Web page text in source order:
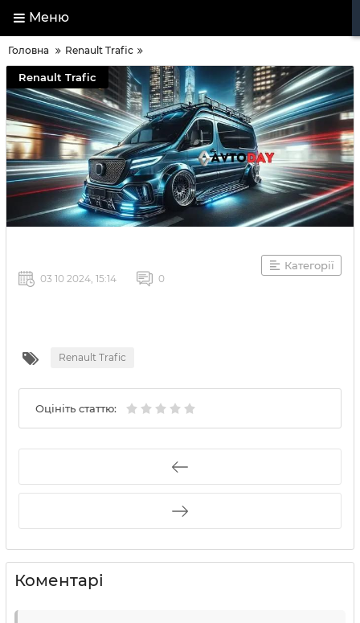
Меню
Головна Renault Trafic
Renault Trafic
Категорії
03 10 2024, 15:14 0
Renault Trafic
Оцініть статтю:
Коментарі